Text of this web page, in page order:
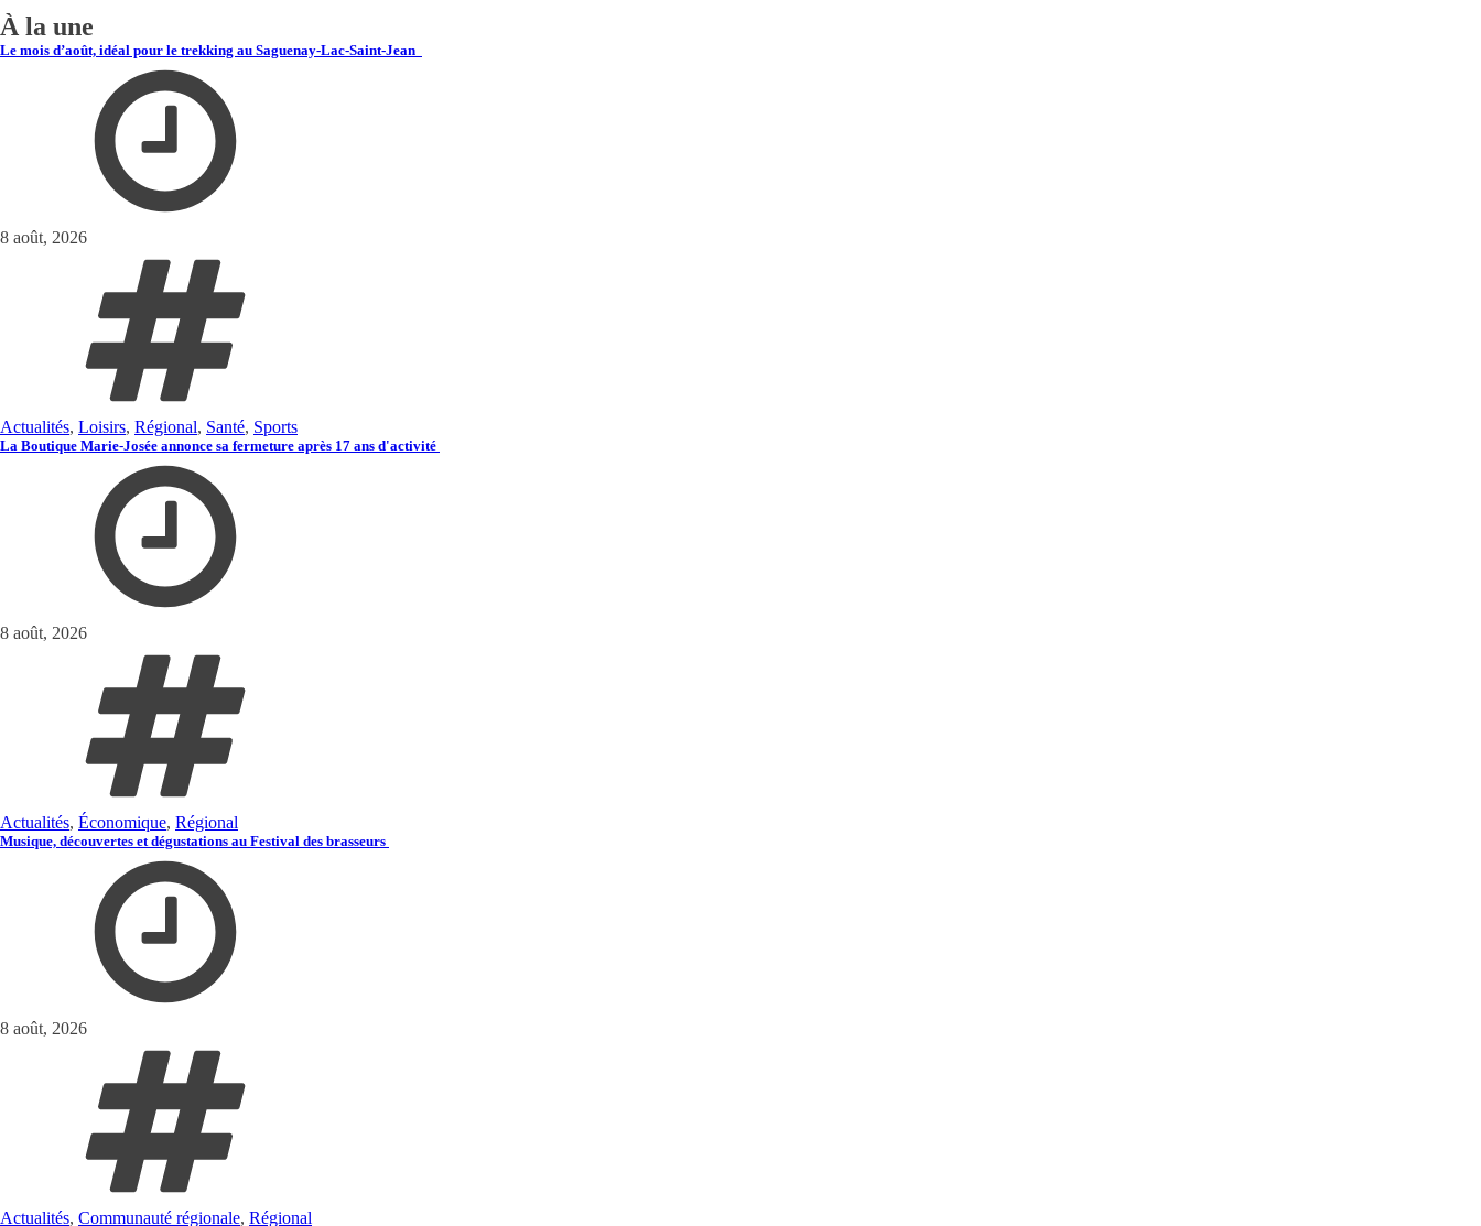
À la une
Le mois d’août, idéal pour le trekking au Saguenay-Lac-Saint-Jean
8 août, 2026
Actualités, Loisirs, Régional, Santé, Sports
La Boutique Marie-Josée annonce sa fermeture après 17 ans d'activité
8 août, 2026
Actualités, Économique, Régional
Musique, découvertes et dégustations au Festival des brasseurs
8 août, 2026
Actualités, Communauté régionale, Régional